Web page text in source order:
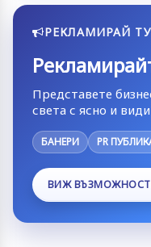
РЕКЛАМИРАЙ
Представете
света с ясно и
БАНЕРИ PR
ВИЖ